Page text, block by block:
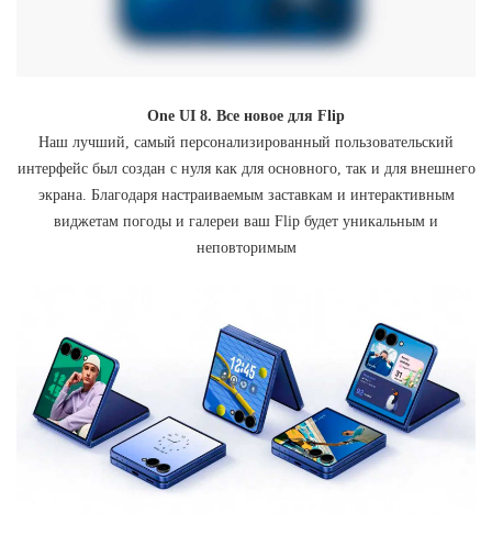
One UI 8. Все новое для Flip
Наш лучший, самый персонализированный пользовательский
интерфейс был создан с нуля как для основного, так и для внешнего
экрана. Благодаря настраиваемым заставкам и интерактивным
виджетам погоды и галереи ваш Flip будет уникальным и
неповторимым